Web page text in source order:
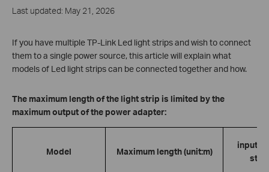
Last updated: May 21, 2026
If you have multiple TP-Link Led light strips and wish to connect
them to a single power source, this article will explain what
models of Led light strips can be connected together and how.
The maximum length of the light strip is limited by the
maximum output of the power adapter:
Model Maximum length (unit:m)
input
strip